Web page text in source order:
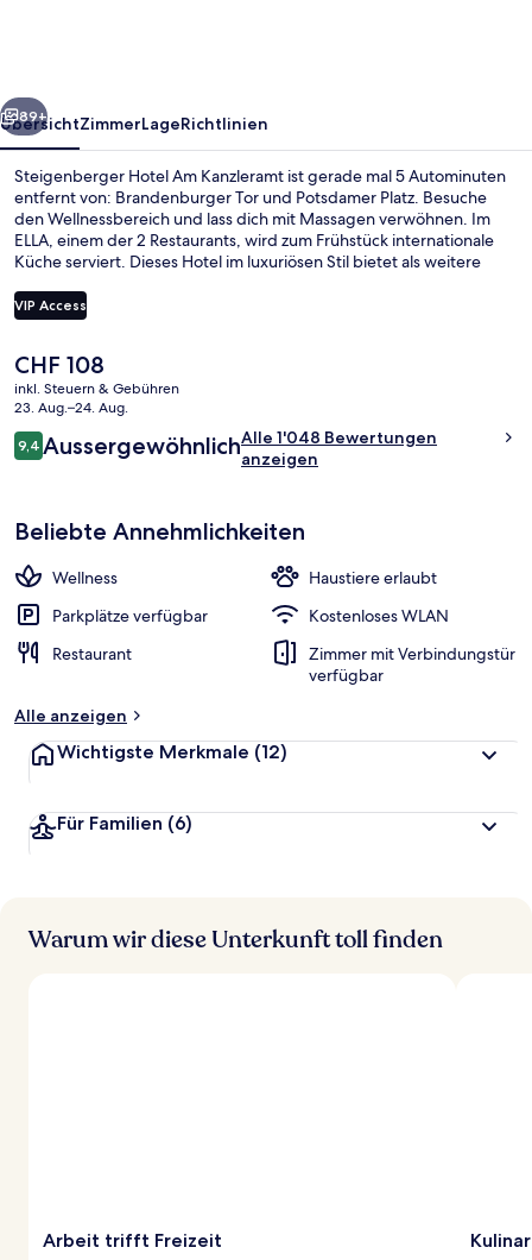
Weiter
89+
ÜbersichtZimmerLageRichtlinien
Steigenberger Hotel Am Kanzleramt ist gerade mal 5 Autominuten
entfernt von: Brandenburger Tor und Potsdamer Platz. Besuche
den Wellnessbereich und lass dich mit Massagen verwöhnen. Im
ELLA, einem der 2 Restaurants, wird zum Frühstück internationale
Küche serviert. Dieses Hotel im luxuriösen Stil bietet als weitere
Snackbar. Andere Reisende schätzen die fußläufige Entfernung zu
den öffentlichen Verkehrsmitteln: Zur S-Bahnhof Berlin
Jaschke-Straße sind es 4 Gehminuten.
VIP Access
Der
aktuelle
Preis
CHF 108.
CHF 108
inkl. Steuern & Gebühren
23. Aug.–24. Aug.
Bewertungen
9,49,4 von 10.
AussergewöhnlichAlle 1'048 Bewertungen
anzeigen
Beliebte Annehmlichkeiten
Wellness
Haustiere erlaubt
Parkplätze verfügbar
Kostenloses WLAN
Restaurant
Zimmer mit Verbindungstür
verfügbar
Alle anzeigen
Wichtigste Merkmale (12)
Für Familien (6)
Warum wir diese Unterkunft toll finden
Arbeit trifft Freizeit